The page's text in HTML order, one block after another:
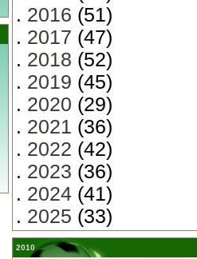
. 2016 (51)
. 2017 (47)
. 2018 (52)
. 2019 (45)
. 2020 (29)
. 2021 (36)
. 2022 (42)
. 2023 (36)
. 2024 (41)
. 2025 (33)
2010